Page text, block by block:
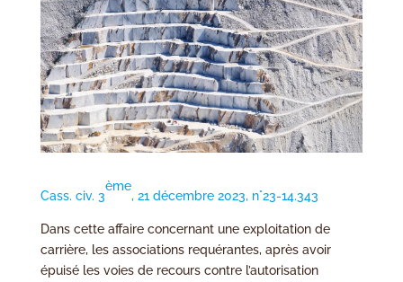
Cass. civ. 3
ème
, 21 décembre 2023, n°23-14.343
Dans cette affaire concernant une exploitation de
carrière, les associations requérantes, après avoir
épuisé les voies de recours contre l’autorisation